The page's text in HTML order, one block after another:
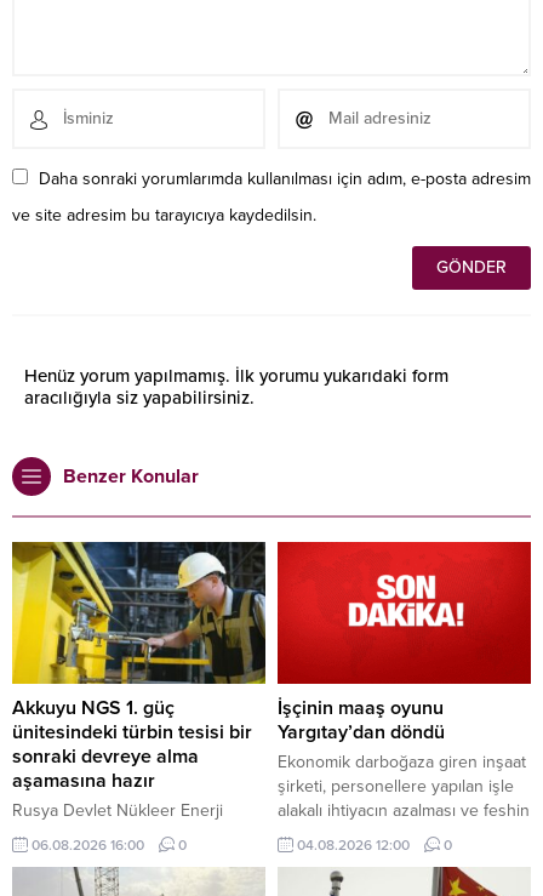
Daha sonraki yorumlarımda kullanılması için adım, e-posta adresim
ve site adresim bu tarayıcıya kaydedilsin.
Henüz yorum yapılmamış. İlk yorumu yukarıdaki form
aracılığıyla siz yapabilirsiniz.
Benzer Konular
Akkuyu NGS 1. güç
ünitesindeki türbin tesisi bir
sonraki devreye alma
aşamasına hazır
Rusya Devlet Nükleer Enerji
Kuruluşu Rosatom tarafından inşa
edilen Akkuyu Nükleer Güç
Santralinin (NGS) 1. güç
06.08.2026 16:00 0
İşçinin maaş oyunu
Yargıtay’dan döndü
Ekonomik darboğaza giren inşaat
şirketi, personellere yapılan işle
alakalı ihtiyacın azalması ve feshin
son çare olması prensibi
ilkelerinden hareketle iş
sözleşmesini bu nedenle sona
04.08.2026 12:00 0